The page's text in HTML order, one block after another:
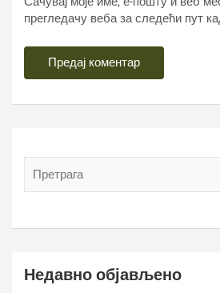
прегледачу веба за следећи пут
Недавно објављено